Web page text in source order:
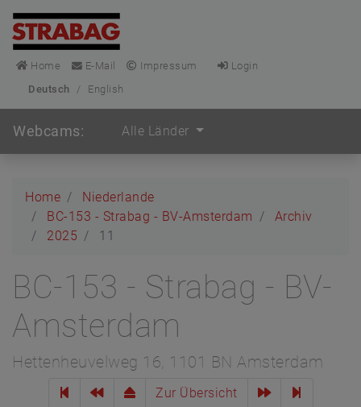
Home E-Mail Impressum
Login
Deutsch
/ English
Webcams: Alle Länder
Home
Niederlande
BC-153 - Strabag - BV-Amsterdam
Archiv
2025
11
BC-153 - Strabag - BV-
Amsterdam
Hettenheuvelweg 16, 1101 BN Amsterdam
Zur Übersicht